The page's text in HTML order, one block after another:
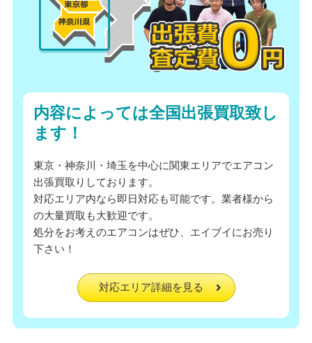
内容によっては全国出張買取致し
ます！
東京・神奈川・埼玉を中心に関東エリアでエアコン
出張買取りしております。
対応エリア内なら即日対応も可能です。業者様から
の大量買取も大歓迎です。
処分をお考えのエアコンはぜひ、エイブイにお売り
下さい！
対応エリア詳細を見る